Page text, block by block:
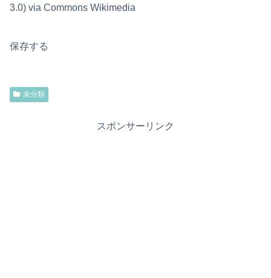
3.0) via Commons Wikimedia
保存する
未分類
スポンサーリンク